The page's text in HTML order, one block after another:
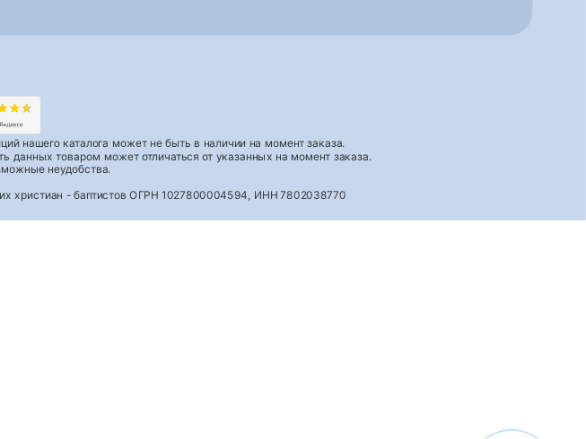
нашего каталога может не быть в наличии на момент заказа.
данных товаром может отличаться от указанных на момент заказа.
неудобства.
христиан - баптистов ОГРН 1027800004594, ИНН 7802038770